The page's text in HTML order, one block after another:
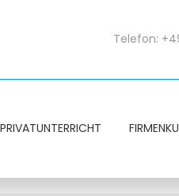
Telefon:
PRIVATUNTERRICHT